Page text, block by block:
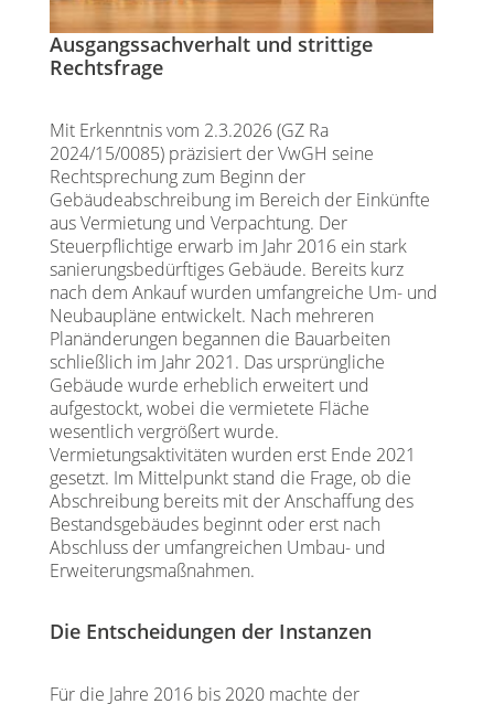
Ausgangssachverhalt und strittige
Rechtsfrage
Mit Erkenntnis vom 2.3.2026 (GZ Ra
2024/15/0085) präzisiert der VwGH seine
Rechtsprechung zum Beginn der
Gebäudeabschreibung im Bereich der Einkünfte
aus Vermietung und Verpachtung. Der
Steuerpflichtige erwarb im Jahr 2016 ein stark
sanierungsbedürftiges Gebäude. Bereits kurz
nach dem Ankauf wurden umfangreiche Um- und
Neubaupläne entwickelt. Nach mehreren
Planänderungen begannen die Bauarbeiten
schließlich im Jahr 2021. Das ursprüngliche
Gebäude wurde erheblich erweitert und
aufgestockt, wobei die vermietete Fläche
wesentlich vergrößert wurde.
Vermietungsaktivitäten wurden erst Ende 2021
gesetzt. Im Mittelpunkt stand die Frage, ob die
Abschreibung bereits mit der Anschaffung des
Bestandsgebäudes beginnt oder erst nach
Abschluss der umfangreichen Umbau- und
Erweiterungsmaßnahmen.
Die Entscheidungen der Instanzen
Für die Jahre 2016 bis 2020 machte der